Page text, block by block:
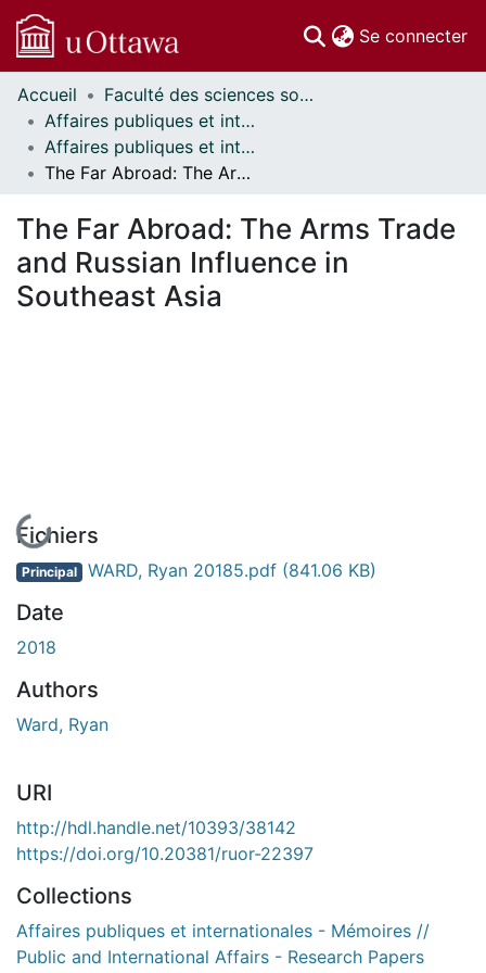
Se connecter
Communautés
et collections
Parcourir
Statistiques
À propos
Accueil
Faculté des sciences sociales // Faculty of Social Sciences
Affaires publiques et internationales // Public and International Affairs
Affaires publiques et internationales - Mémoires // Public and International Affairs - Research Papers
The Far Abroad: The Arms Trade and Russian Influence in Southeast Asia
The Far Abroad: The Arms Trade
and Russian Influence in
Southeast Asia
En cours de chargement...
Fichiers
Principal WARD, Ryan 20185.pdf (841.06 KB)
Date
2018
Authors
Ward, Ryan
URI
http://hdl.handle.net/10393/38142
https://doi.org/10.20381/ruor-22397
Collections
Affaires publiques et internationales - Mémoires //
Public and International Affairs - Research Papers